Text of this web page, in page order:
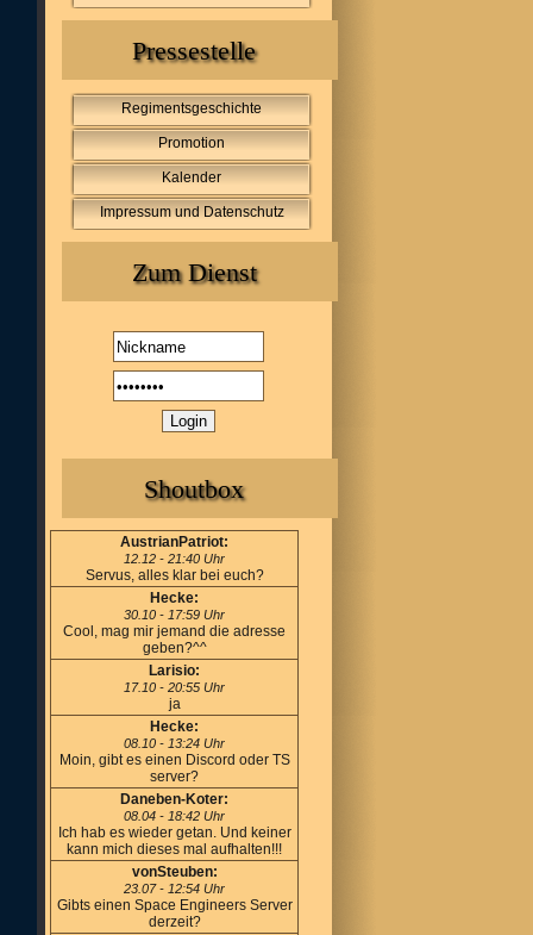
Pressestelle
Regimentsgeschichte
Promotion
Kalender
Impressum und Datenschutz
Zum Dienst
Shoutbox
AustrianPatriot:
12.12 - 21:40 Uhr
Servus, alles klar bei euch?
Hecke:
30.10 - 17:59 Uhr
Cool, mag mir jemand die adresse
geben?^^
Larisio:
17.10 - 20:55 Uhr
ja
Hecke:
08.10 - 13:24 Uhr
Moin, gibt es einen Discord oder TS
server?
Daneben-Koter:
08.04 - 18:42 Uhr
Ich hab es wieder getan. Und keiner
kann mich dieses mal aufhalten!!!
vonSteuben:
23.07 - 12:54 Uhr
Gibts einen Space Engineers Server
derzeit?